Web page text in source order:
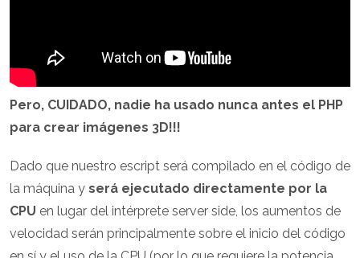
Pero, CUIDADO, nadie ha usado nunca antes el PHP
para crear imágenes 3D!!!
Dado que nuestro escript será compilado en el código de
la máquina y será ejecutado directamente por la
CPU en lugar del intérprete server side, los aumentos de
velocidad serán principalmente sobre el inicio del código